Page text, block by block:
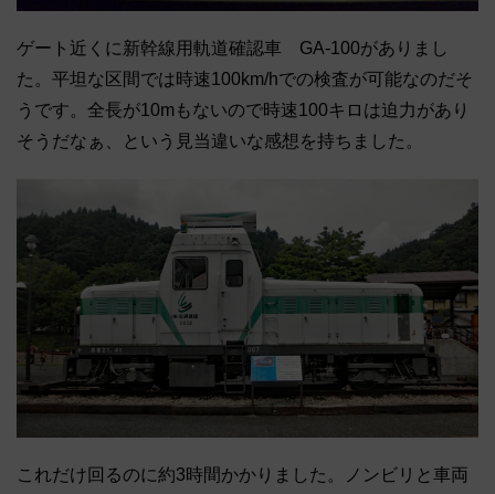
ゲート近くに新幹線用軌道確認車 GA-100がありまし
た。平坦な区間では時速100km/hでの検査が可能なのだそ
うです。全長が10mもないので時速100キロは迫力があり
そうだなぁ、という見当違いな感想を持ちました。
これだけ回るのに約3時間かかりました。ノンビリと車両